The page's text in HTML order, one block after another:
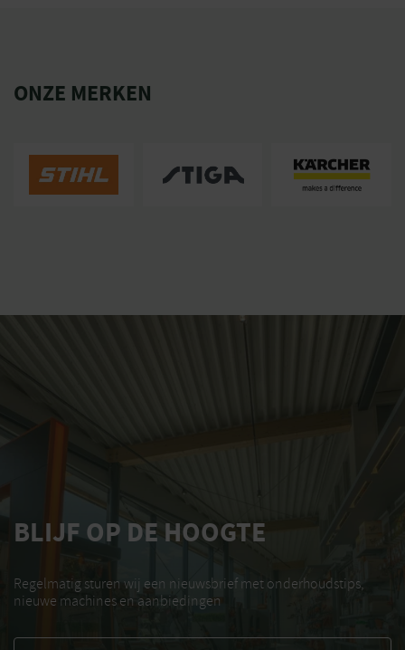
ONZE MERKEN
BLIJF OP DE HOOGTE
Regelmatig sturen wij een nieuwsbrief met onderhoudstips,
nieuwe machines en aanbiedingen